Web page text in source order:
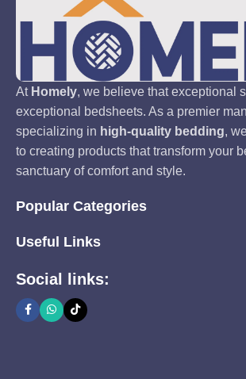
At Homely, we believe that exceptional
exceptional bedsheets. As a premier
specializing in high-quality bedding,
to creating products that transform your
sanctuary of comfort and style.
Popular Categories
Useful Links
Social links: